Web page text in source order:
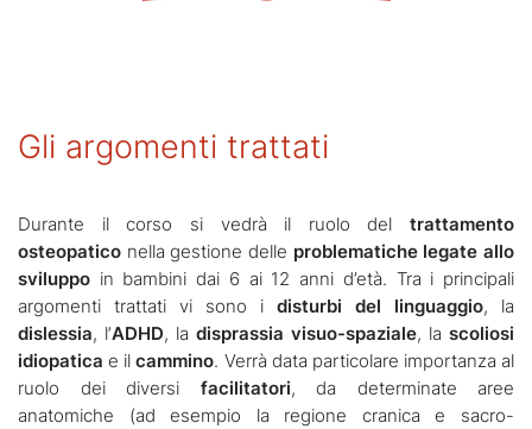
Gli argomenti trattati
Durante il corso si vedrà il ruolo del trattamento
osteopatico nella gestione delle problematiche legate allo
sviluppo in bambini dai 6 ai 12 anni d’età. Tra i principali
argomenti trattati vi sono i disturbi del linguaggio, la
dislessia, l’ADHD, la disprassia visuo-spaziale, la scoliosi
idiopatica e ilcammino. Verrà data particolare importanza al
ruolo dei diversi facilitatori, da determinate aree
anatomiche (ad esempio la regione cranica e sacro-